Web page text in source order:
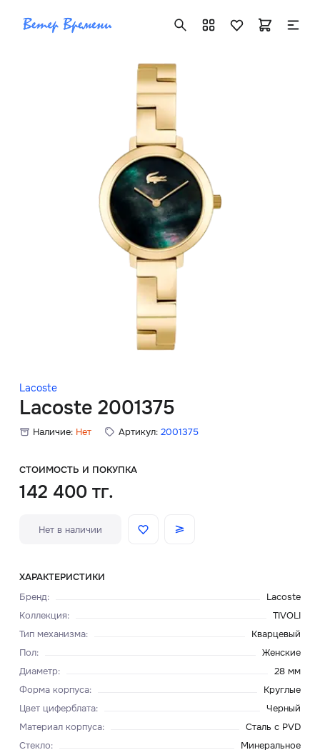
Lacoste
Lacoste 2001375
Наличие: Нет Артикул: 2001375
СТОИМОСТЬ И ПОКУПКА
142 400 тг.
Нет в наличии
ХАРАКТЕРИСТИКИ
Бренд:
Lacoste
Коллекция:
TIVOLI
Тип механизма:
Кварцевый
Пол:
Женские
Диаметр:
28 мм
Форма корпуса:
Круглые
Цвет циферблата:
Черный
Материал корпуса:
Сталь с PVD
Стекло:
Минеральное
info@vetervremeni.kz
Авторизация
Каталог
Мужские часы
Женские часы
Скидки
Главная
О нас